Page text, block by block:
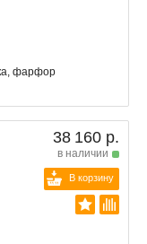
фарфор
38 160 р.
в наличии
В корзину